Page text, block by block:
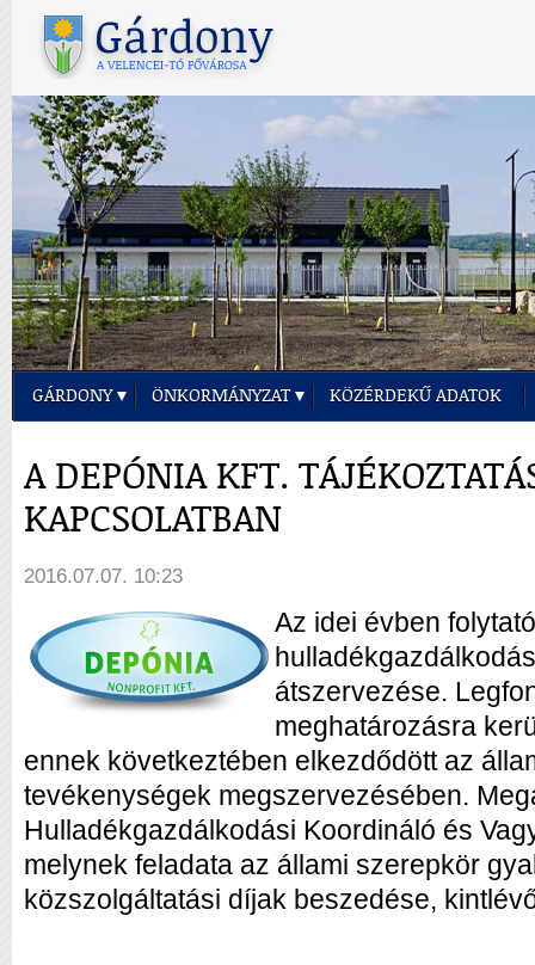
GÁRDONY ÖNKORMÁNYZAT KÖZÉRDEKŰ ADATOK
A DEPÓNIA KFT.
KAPCSOLATBAN
2016.07.07. 10:23
Az idei évben
átszervezése.
meghatározásra
ennek következtében elkezdődött az
tevékenységek megszervezésében.
Hulladékgazdálkodási Koordináló és
melynek feladata az állami szerepkör
közszolgáltatási díjak beszedése,